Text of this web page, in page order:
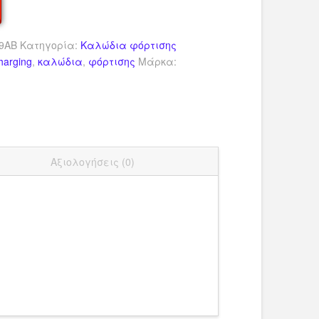
Κατηγορία: Καλώδια φόρτισης
,καλώδια, φόρτισης Μάρκα:
Αξιολογήσεις (0)